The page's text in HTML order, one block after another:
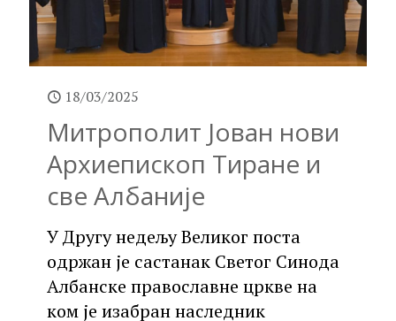
18/03/2025
Митрополит Јован нови
Архиепископ Тиране и
све Албаније
У Другу недељу Великог поста
одржан је састанак Светог Синода
Албанске православне цркве на
ком је изабран наследник